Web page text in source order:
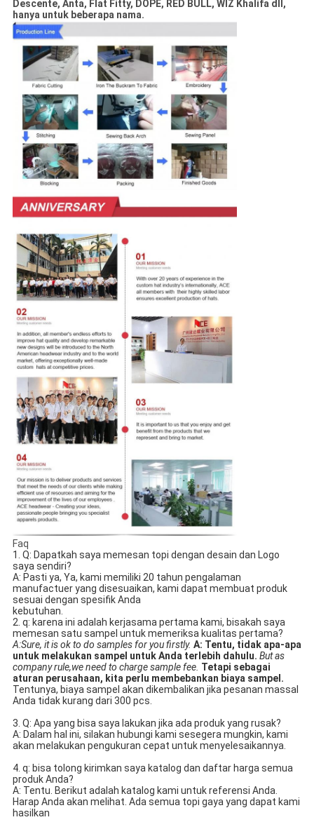
Descente, Anta, Flat Fitty, DOPE, RED BULL, WIZ Khalifa dll,
hanya untuk beberapa nama.
Faq
1. Q: Dapatkah saya memesan topi dengan desain dan Logo
saya sendiri?
A: Pasti ya, Ya, kami memiliki 20 tahun pengalaman
manufactuer yang disesuaikan, kami dapat membuat produk
sesuai dengan spesifik Anda
kebutuhan.
2. q: karena ini adalah kerjasama pertama kami, bisakah saya
memesan satu sampel untuk memeriksa kualitas pertama?
A:Sure, it is ok to do samples for you firstly. A: Tentu, tidak apa-apa
untuk melakukan sampel untuk Anda terlebih dahulu. But as
company rule,we need to charge sample fee. Tetapi sebagai
aturan perusahaan, kita perlu membebankan biaya sampel.
Tentunya, biaya sampel akan dikembalikan jika pesanan massal
Anda tidak kurang dari 300 pcs.
3. Q: Apa yang bisa saya lakukan jika ada produk yang rusak?
A: Dalam hal ini, silakan hubungi kami sesegera mungkin, kami
akan melakukan pengukuran cepat untuk menyelesaikannya.
4. q: bisa tolong kirimkan saya katalog dan daftar harga semua
produk Anda?
A: Tentu. Berikut adalah katalog kami untuk referensi Anda.
Harap Anda akan melihat. Ada semua topi gaya yang dapat kami
hasilkan